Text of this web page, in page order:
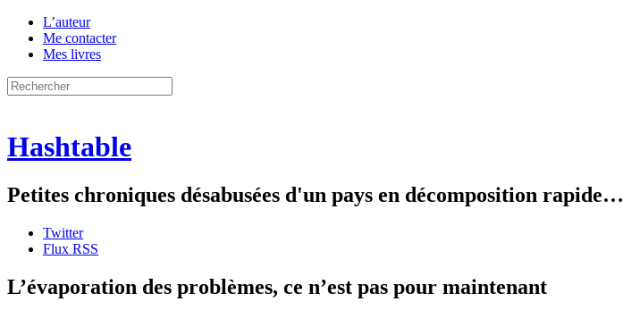
L’auteur
Me contacter
Mes livres
Hashtable
Petites chroniques désabusées d'un pays en décomposition rapide…
Twitter
Flux RSS
L’évaporation des problèmes, ce n’est pas pour maintenant